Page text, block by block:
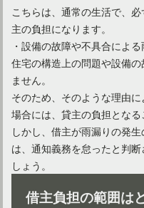
こちらは、通常の生活で、
主の負担になります。
・設備の故障や不具合によ
住宅の構造上の問題や設備
ません。
そのため、そのような理由
場合には、貸主の負担となる
しかし、借主が雨漏りの発
は、通知義務を怠ったと判
しょう。
借主負担の範囲は